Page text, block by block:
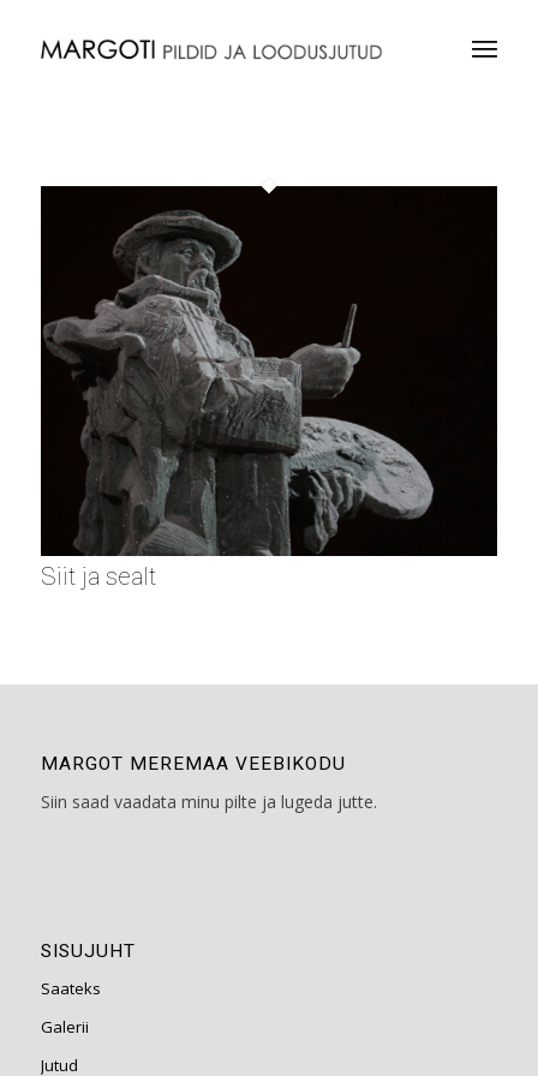
Siit ja sealt
MARGOT MEREMAA VEEBIKODU
Siin saad vaadata minu pilte ja lugeda jutte.
SISUJUHT
Saateks
Galerii
Jutud